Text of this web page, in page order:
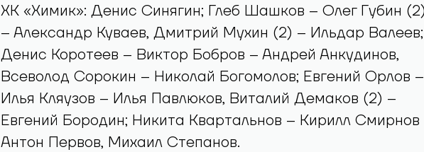
1:1, Андрей Алтыбармакян (Владислав Семин, 48:01, бол.),
1:2, Денис Орлович-Грудков (Владислав Валенцов,
Святослав Гребенщиков, 54:05, бол).
ХК «Химик»: Денис Синягин; Глеб Шашков – Олег Губин
– Александр Куваев, Дмитрий Мухин (2) – Ильдар Валеев;